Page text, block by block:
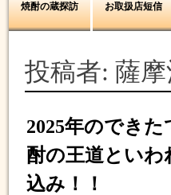
焼酎の蔵探訪 お取扱店短信
投稿者:薩
2025年のでき
酎の王道といわ
込み！！